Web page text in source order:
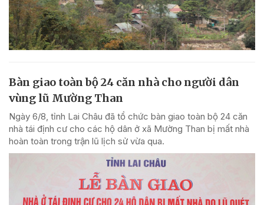
Bàn giao toàn bộ 24 căn nhà cho người dân
vùng lũ Mường Than
Ngày 6/8, tỉnh Lai Châu đã tổ chức bàn giao toàn bộ 24 căn
nhà tái định cư cho các hộ dân ở xã Mường Than bị mất nhà
hoàn toàn trong trận lũ lịch sử vừa qua.